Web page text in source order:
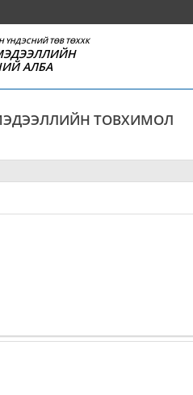
ҮНДЭСНИЙ ТӨВ ТӨХХК
АЛБА
ТОВХИМОЛ